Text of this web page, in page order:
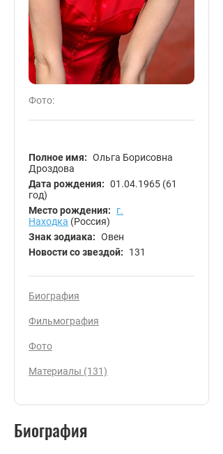
Фото:
Полное имя: Ольга Борисовна
Дроздова
Дата рождения: 01.04.1965 (61
год)
Место рождения:
г.
Находка (Россия)
Знак зодиака: Овен
Новости со звездой:
131
Биография
Фильмография
Фото
Материалы (131)
Биография